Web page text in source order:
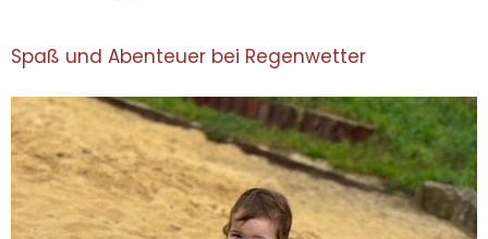
Spaß und Abenteuer bei Regenwetter